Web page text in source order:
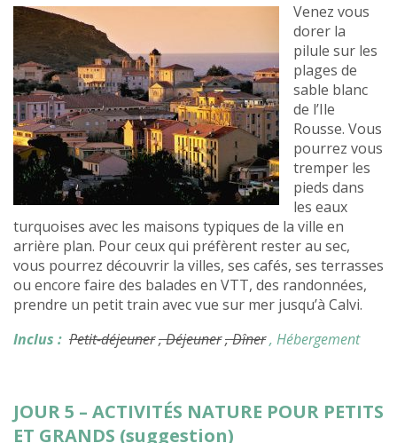
Venez vous
dorer la
pilule sur les
plages de
sable blanc
de l’Ile
Rousse. Vous
pourrez vous
tremper les
pieds dans
les eaux
turquoises avec les maisons typiques de la ville en
arrière plan. Pour ceux qui préfèrent rester au sec,
vous pourrez découvrir la villes, ses cafés, ses terrasses
ou encore faire des balades en VTT, des randonnées,
prendre un petit train avec vue sur mer jusqu’à Calvi.
Inclus : Petit-déjeuner, Déjeuner, Dîner, Hébergement
JOUR 5 – ACTIVITÉS NATURE POUR PETITS
ET GRANDS (suggestion)